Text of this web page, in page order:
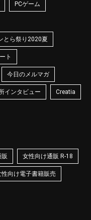
PCゲーム
とら祭り2020夏
ト
今日のメルマガ
インタビュー Creatia
女性向け通販 R-18
性向け電子書籍販売